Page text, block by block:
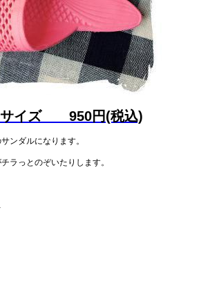
サイズ 950円(税込)
ンダルになります。
ラっとのぞいたりします。